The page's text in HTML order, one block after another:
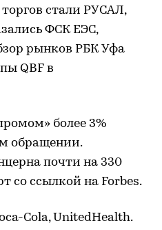
стали РУСАЛ,
ФСК ЕЭС,
рынков РБК Уфа
QBF в
более 3%
обращении.
почти на 330
со ссылкой на Forbes.
Cola, UnitedHealth.